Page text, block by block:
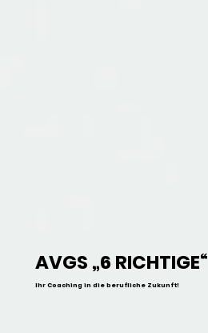
AVGS „6 RICHTIGE“
Ihr Coaching in die berufliche Zukunft!